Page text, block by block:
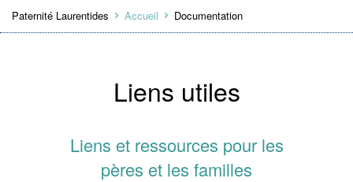
Paternité Laurentides Accueil Documentation
Liens utiles
Liens et ressources pour les
pères et les familles